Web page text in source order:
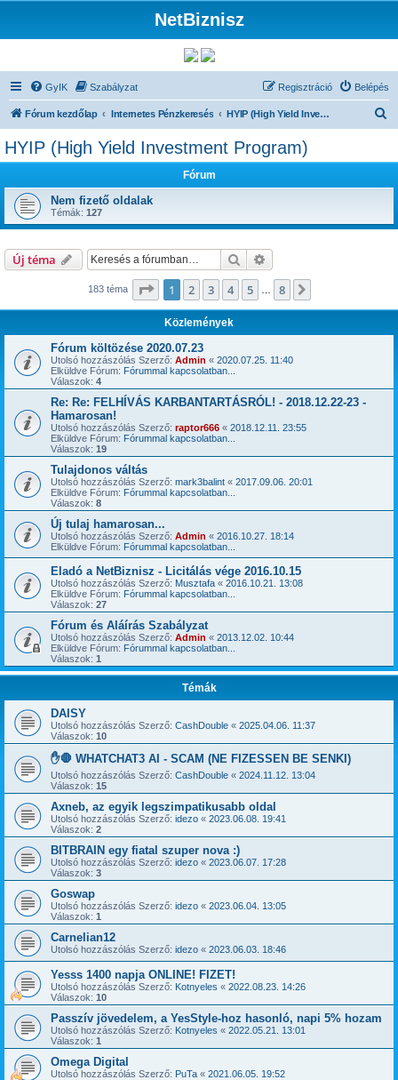
NetBiznisz
GyIK Szabályzat Belépés
Regisztráció
Fórum kezdőlap Internetes Pénzkeresés HYIP (High Yield Investment Program)
HYIP (High Yield Investment Program)
Fórum
Nem fizető oldalak
Témák: 127
Új téma Keresés
183 téma Oldal:1 8
1 2 3 4 5 8
Közlemények
Fórum költözése 2020.07.23
Utolsó hozzászólás Szerző: Admin « 2020.07.25. 11:40
Elküldve Fórum: Fórummal kapcsolatban...
Válaszok: 4
Re: Re: FELHÍVÁS KARBANTARTÁSRÓL! - 2018.12.22-23 -
Hamarosan!
Utolsó hozzászólás Szerző: raptor666 « 2018.12.11. 23:55
Elküldve Fórum: Fórummal kapcsolatban...
Válaszok: 19
Tulajdonos váltás
Utolsó hozzászólás Szerző: mark3balint « 2017.09.06. 20:01
Elküldve Fórum: Fórummal kapcsolatban...
Válaszok: 8
Új tulaj hamarosan...
Utolsó hozzászólás Szerző: Admin « 2016.10.27. 18:14
Elküldve Fórum: Fórummal kapcsolatban...
Eladó a NetBiznisz - Licitálás vége 2016.10.15
Utolsó hozzászólás Szerző: Musztafa « 2016.10.21. 13:08
Elküldve Fórum: Fórummal kapcsolatban...
Válaszok: 27
Fórum és Aláírás Szabályzat
Utolsó hozzászólás Szerző: Admin « 2013.12.02. 10:44
Elküldve Fórum: Fórummal kapcsolatban...
Válaszok: 1
Témák
DAISY
Utolsó hozzászólás Szerző: CashDouble « 2025.04.06. 11:37
Válaszok: 10
✋🛑 WHATCHAT3 AI - SCAM (NE FIZESSEN BE SENKI)
Utolsó hozzászólás Szerző: CashDouble « 2024.11.12. 13:04
Válaszok: 15
Axneb, az egyik legszimpatikusabb oldal
Utolsó hozzászólás Szerző: idezo « 2023.06.08. 19:41
Válaszok: 2
BITBRAIN egy fiatal szuper nova :)
Utolsó hozzászólás Szerző: idezo « 2023.06.07. 17:28
Válaszok: 3
Goswap
Utolsó hozzászólás Szerző: idezo « 2023.06.04. 13:05
Válaszok: 1
Carnelian12
Utolsó hozzászólás Szerző: idezo « 2023.06.03. 18:46
Yesss 1400 napja ONLINE! FIZET!
Utolsó hozzászólás Szerző: Kotnyeles « 2022.08.23. 14:26
Válaszok: 10
Passzív jövedelem, a YesStyle-hoz hasonló, napi 5% hozam
Utolsó hozzászólás Szerző: Kotnyeles « 2022.05.21. 13:01
Válaszok: 1
Omega Digital
Utolsó hozzászólás Szerző: PuTa « 2021.06.05. 19:52